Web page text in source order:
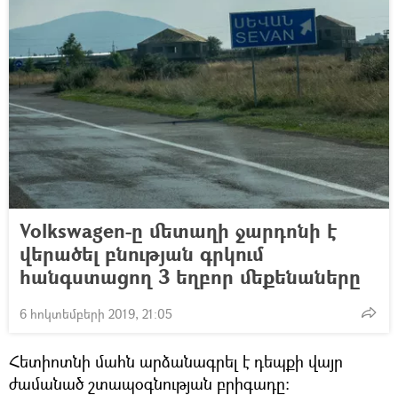
Volkswagen-ը մետաղի ջարդոնի է
վերածել բնության գրկում
հանգստացող 3 եղբոր մեքենաները
6 հոկտեմբերի 2019, 21:05
Հետիոտնի մահն արձանագրել է դեպքի վայր
ժամանած շտապօգնության բրիգադը: